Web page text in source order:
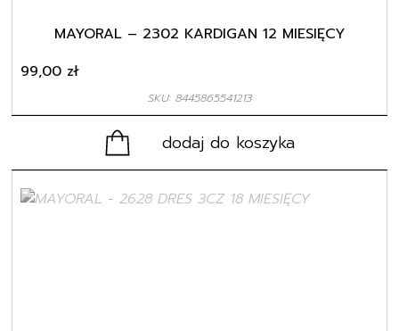
MAYORAL – 2302 KARDIGAN 12 MIESIĘCY
SKU: 8445865541213
99,00 zł
dodaj do koszyka